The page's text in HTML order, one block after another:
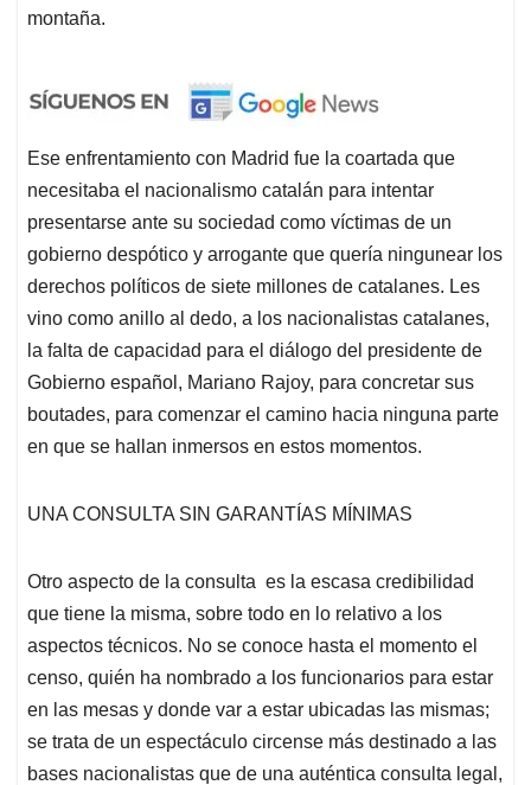
montaña.
Ese enfrentamiento con Madrid fue la coartada que
necesitaba el nacionalismo catalán para intentar
presentarse ante su sociedad como víctimas de un
gobierno despótico y arrogante que quería ningunear los
derechos políticos de siete millones de catalanes. Les
vino como anillo al dedo, a los nacionalistas catalanes,
la falta de capacidad para el diálogo del presidente de
Gobierno español, Mariano Rajoy, para concretar sus
boutades, para comenzar el camino hacia ninguna parte
en que se hallan inmersos en estos momentos.
UNA CONSULTA SIN GARANTÍAS MÍNIMAS
Otro aspecto de la consulta es la escasa credibilidad
que tiene la misma, sobre todo en lo relativo a los
aspectos técnicos. No se conoce hasta el momento el
censo, quién ha nombrado a los funcionarios para estar
en las mesas y donde var a estar ubicadas las mismas;
se trata de un espectáculo circense más destinado a las
bases nacionalistas que de una auténtica consulta legal,